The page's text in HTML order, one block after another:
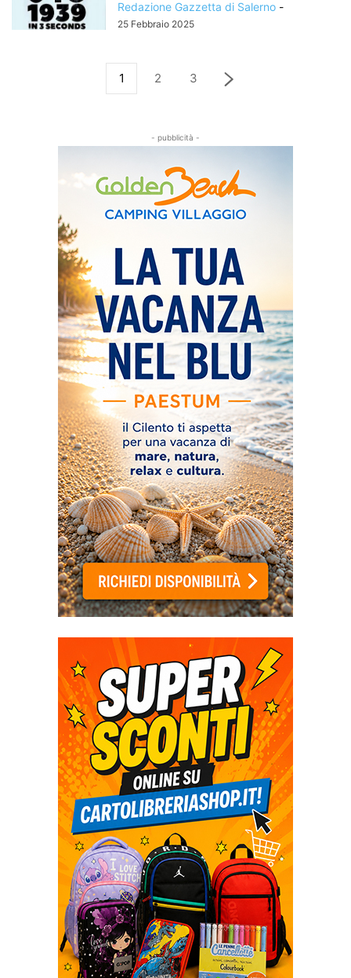
Redazione Gazzetta di Salerno -
25 Febbraio 2025
1 2 3
- pubblicità -